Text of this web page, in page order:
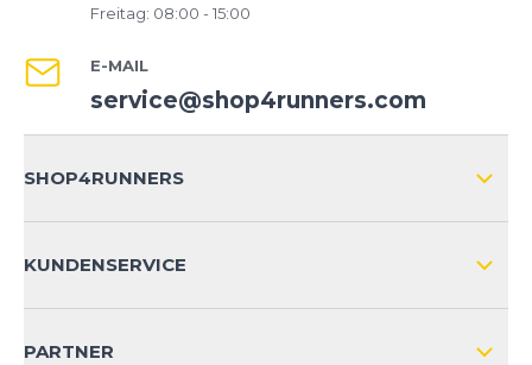
Freitag: 08:00 - 15:00
E-MAIL
service@shop4runners.com
SHOP4RUNNERS
KUNDENSERVICE
PARTNER